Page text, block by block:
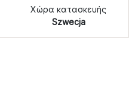
Χώρα κατασκευής
Szwecja